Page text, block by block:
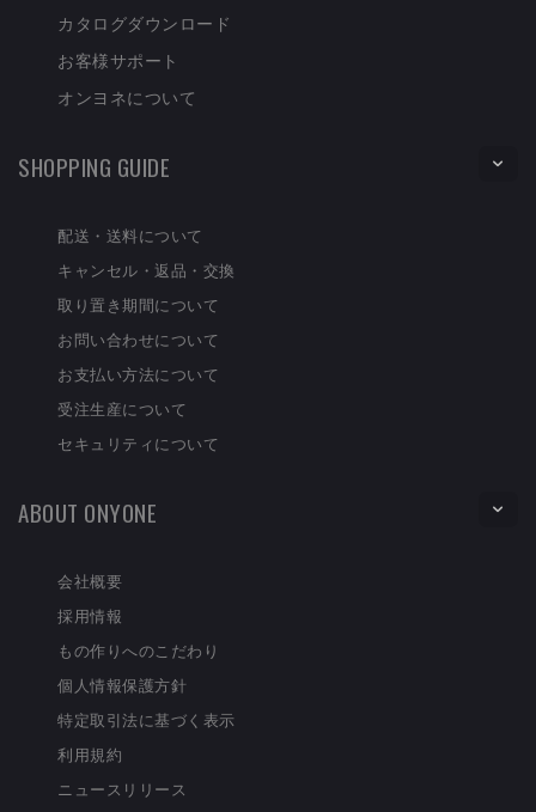
カタログダウンロード
お客様サポート
オンヨネについて
SHOPPING GUIDE
配送・送料について
キャンセル・返品・交換
取り置き期間について
お問い合わせについて
お支払い方法について
受注生産について
セキュリティについて
ABOUT ONYONE
会社概要
採用情報
もの作りへのこだわり
個人情報保護方針
特定取引法に基づく表示
利用規約
ニュースリリース